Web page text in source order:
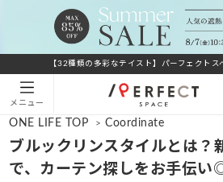
【32種類の多彩なテイスト】パーフェクト
メニュー
ONE LIFE TOP > Coordinate
ブルックリンスタイルとは？
で、カーテン探しをお手伝い